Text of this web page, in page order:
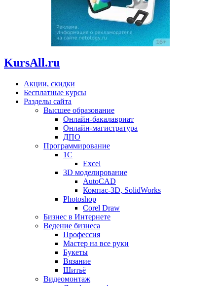
KursAll.ru
Акции, скидки
Бесплатные курсы
Разделы сайта
Высшее образование
Онлайн-бакалавриат
Онлайн-магистратура
ДПО
Программирование
1С
Excel
3D моделирование
AutoCAD
Компас-3D, SolidWorks
Photoshop
Corel Draw
Бизнес в Интернете
Ведение бизнеса
Профессия
Мастер на все руки
Букеты
Вязание
Шитьё
Видеомонтаж